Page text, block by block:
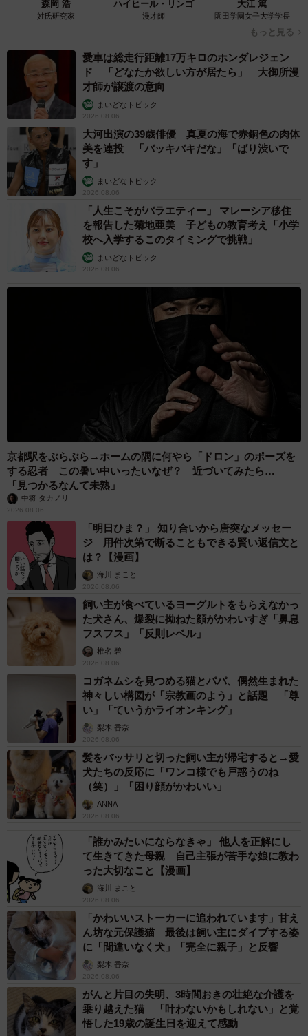
森岡 浩
姓氏研究家
ハイヒール・リンゴ
漫才師
大江 篤
園田学園女子大学学長
もっと見る
愛車は総走行距離17万キロのホンダレジェン
ド 「どなたか欲しい方が居たら」 大御所漫
才師が譲渡の意向
まいどなトピック
2026.08.06
大河出演の39歳俳優 真夏の海で赤銅色の肉体
美を連投 「バッキバキだな」「ばり渋いで
す」
まいどなトピック
2026.08.06
「人生こそがバラエティー」 マレーシア移住
を報告した菊地亜美 子どもの教育考え「小学
校へ入学するこのタイミングで挑戦」
まいどなトピック
2026.08.06
京都駅をぶらぶら→ホームの隅に何やら「ドロン」のポーズを
する忍者 この暑い中いったいなぜ？ 近づいてみたら…
「見つかるなんて未熟」
中将 タカノリ
2026.08.06
「明日ひま？」 知り合いから唐突なメッセー
ジ 用件次第で断ることもできる賢い返信文と
は？【漫画】
海川 まこと
2026.08.06
飼い主が食べているヨーグルトをもらえなかっ
た犬さん、爆裂に拗ねた顔がかわいすぎ「鼻息
フスフス」「反則レベル」
椎名 碧
2026.08.06
コガネムシを見つめる猫とパパ、偶然生まれた
神々しい構図が「宗教画のよう」と話題 「尊
い」「ていうかライオンキング」
梨木 香奈
2026.08.06
髪をバッサリと切った飼い主が帰宅すると→愛
犬たちの反応に「ワンコ様でも戸惑うのね
（笑）」「困り顔がかわいい」
ANNA
2026.08.06
「誰かみたいにならなきゃ」 他人を正解にし
て生きてきた母親 自己主張が苦手な娘に教わ
った大切なこと【漫画】
海川 まこと
2026.08.06
「かわいいストーカーに追われています」甘え
ん坊な元保護猫 最後は飼い主にダイブする姿
に「間違いなく犬」「完全に親子」と反響
梨木 香奈
2026.08.06
がんと片目の失明、3時間おきの壮絶な介護を
乗り越えた猫 「叶わないかもしれない」と覚
悟した19歳の誕生日を迎えて感動